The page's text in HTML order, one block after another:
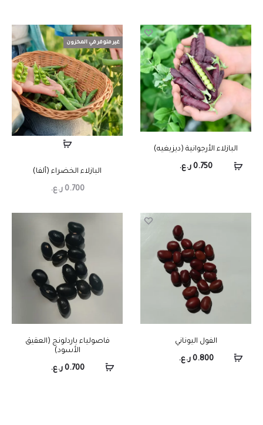
البازلاء الأرجوانية (ديزيغيه)
0.750 ر.ع.
غير متوفر في المخزون
البازلاء الخضراء (ألفا)
0.700 ر.ع.
الفول اليوناني
0.800 ر.ع.
فاصولياء ياردلونج (العقيق
الأسود)
0.700 ر.ع.